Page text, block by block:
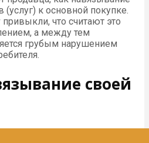
к основной покупке.
что считают это
а между тем
грубым нарушением
своей